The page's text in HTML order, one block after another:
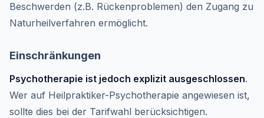
Beschwerden (z.B. Rückenproblemen) den Zugang zu
Naturheilverfahren ermöglicht.
Einschränkungen
Psychotherapie ist jedoch explizit ausgeschlossen.
Wer auf Heilpraktiker-Psychotherapie angewiesen ist,
sollte dies bei der Tarifwahl berücksichtigen.